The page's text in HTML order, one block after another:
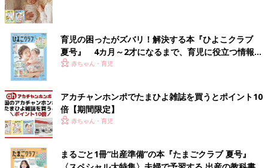
育児の困ったがズバリ！解決する本『ひよこクラブ
夏号』 4カ月～2才になるまで、育児に役立つ情報が
いっぱい！
赤ちゃん・育児
アカチャンホンポでたまひよ雑誌を買うとポイント10
倍【期間限定】
赤ちゃん・育児
まるごと1冊“出産準備”の本『たまごクラブ 夏号』